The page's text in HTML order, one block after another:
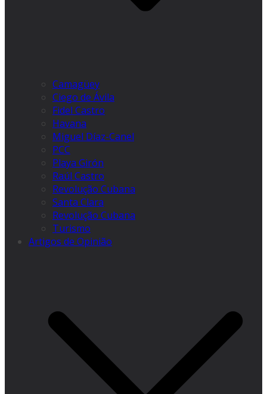
Camagüey
Ciego de Ávila
Fidel Castro
Havana
Miguel Díaz-Canel
PCC
Playa Girón
Raúl Castro
Revolução Cubana
Santa Clara
Revolução Cubana
Turismo
Artigos de Opinião